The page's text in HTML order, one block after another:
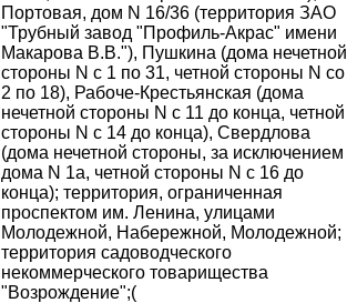
Портовая, дом N 16/36 (территория ЗАО
"Трубный завод "Профиль-Акрас" имени
Макарова В.В."), Пушкина (дома нечетной
стороны N с 1 по 31, четной стороны N со
2 по 18), Рабоче-Крестьянская (дома
нечетной стороны N с 11 до конца, четной
стороны N с 14 до конца), Свердлова
(дома нечетной стороны, за исключением
дома N 1а, четной стороны N с 16 до
конца); территория, ограниченная
проспектом им. Ленина, улицами
Молодежной, Набережной, Молодежной;
территория садоводческого
некоммерческого товарищества
"Возрождение";(